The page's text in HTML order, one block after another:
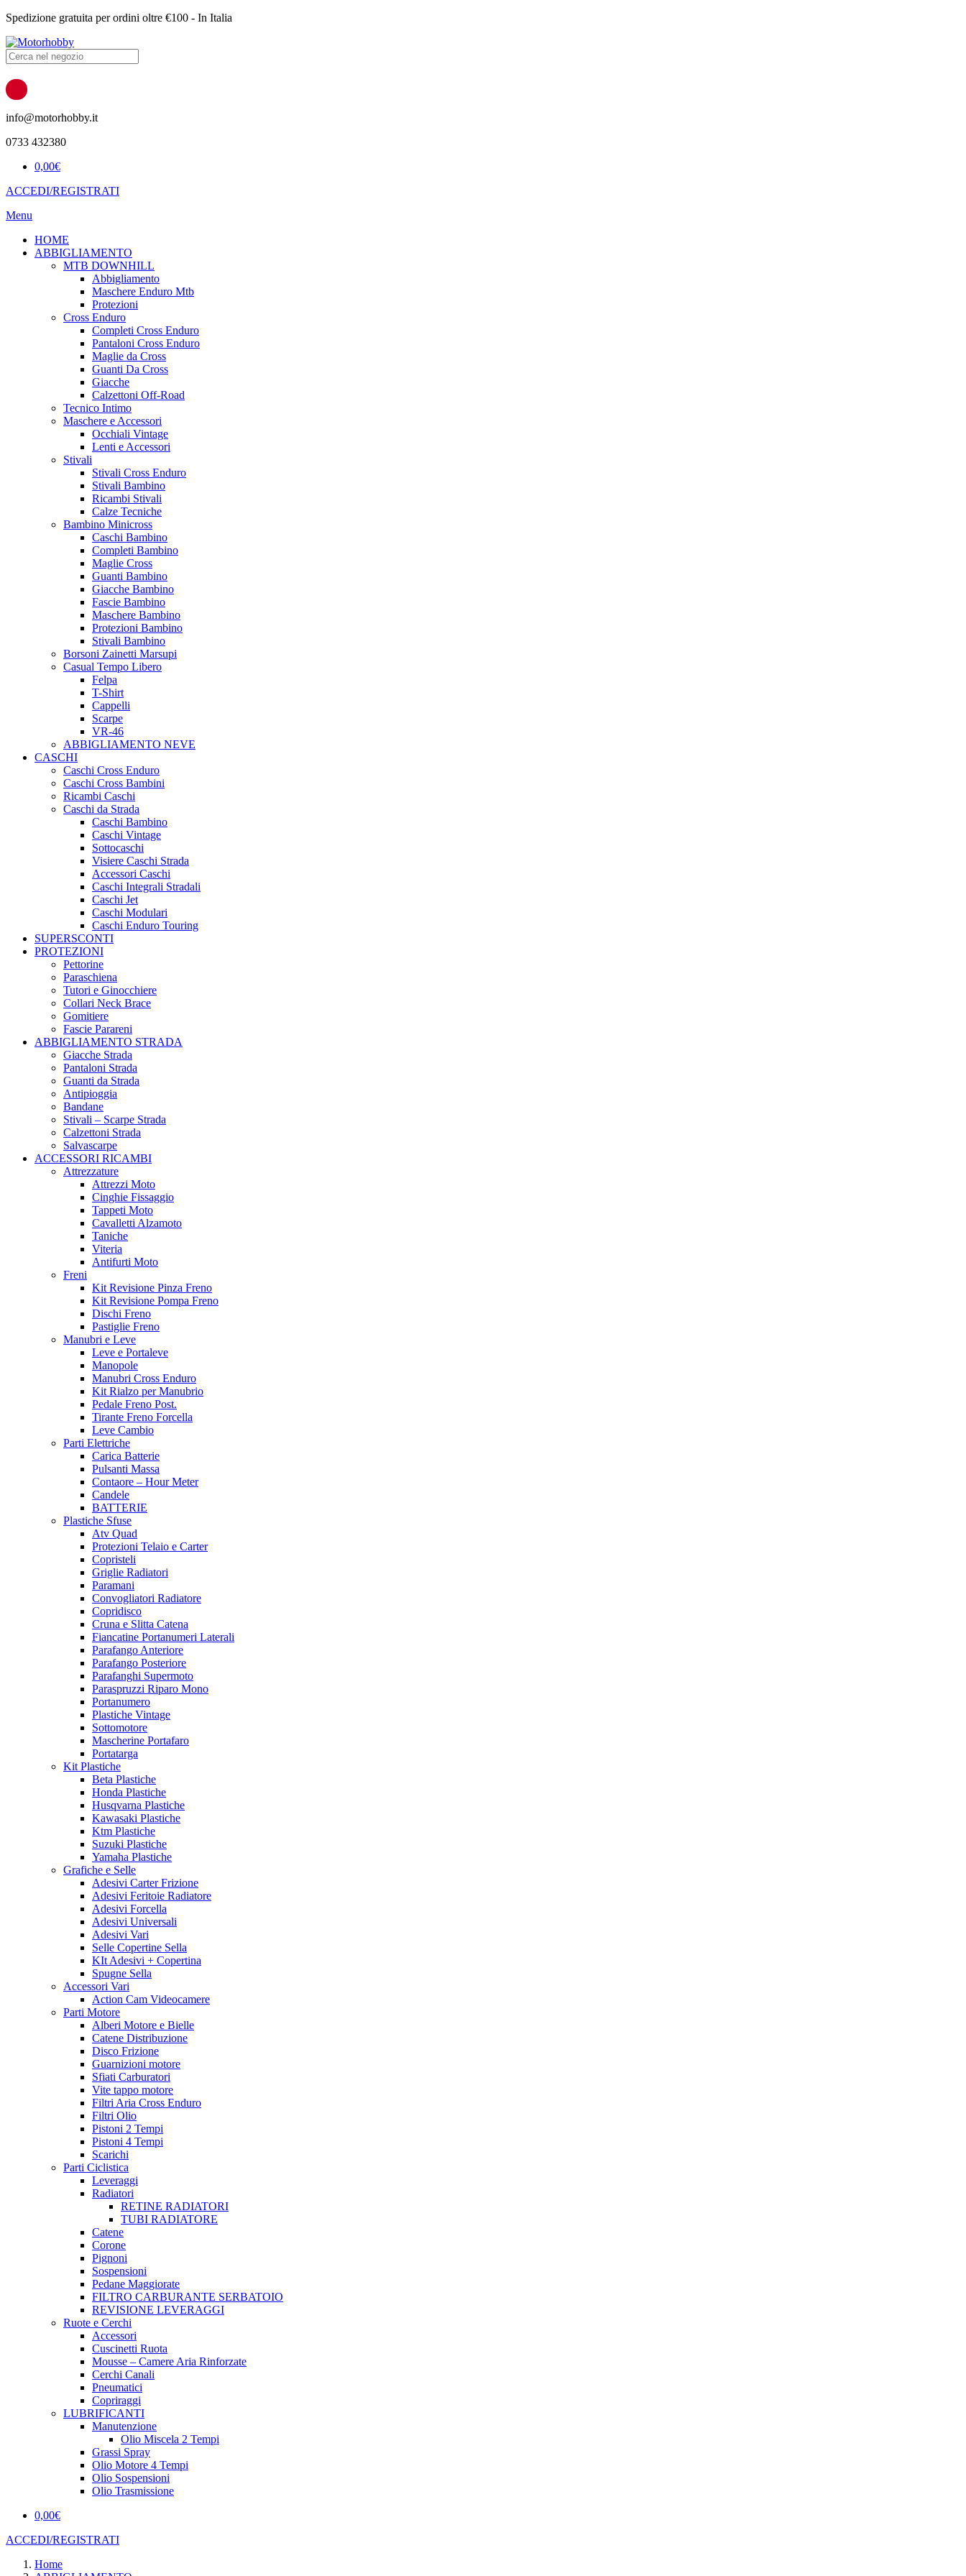
Spedizione gratuita per ordini oltre €100 - In Italia
Products
search
info@motorhobby.it
0733 432380
0,00€
ACCEDI/REGISTRATI
Menu
HOME
ABBIGLIAMENTO
MTB DOWNHILL
Abbigliamento
Maschere Enduro Mtb
Protezioni
Cross Enduro
Completi Cross Enduro
Pantaloni Cross Enduro
Maglie da Cross
Guanti Da Cross
Giacche
Calzettoni Off-Road
Tecnico Intimo
Maschere e Accessori
Occhiali Vintage
Lenti e Accessori
Stivali
Stivali Cross Enduro
Stivali Bambino
Ricambi Stivali
Calze Tecniche
Bambino Minicross
Caschi Bambino
Completi Bambino
Maglie Cross
Guanti Bambino
Giacche Bambino
Fascie Bambino
Maschere Bambino
Protezioni Bambino
Stivali Bambino
Borsoni Zainetti Marsupi
Casual Tempo Libero
Felpa
T-Shirt
Cappelli
Scarpe
VR-46
ABBIGLIAMENTO NEVE
CASCHI
Caschi Cross Enduro
Caschi Cross Bambini
Ricambi Caschi
Caschi da Strada
Caschi Bambino
Caschi Vintage
Sottocaschi
Visiere Caschi Strada
Accessori Caschi
Caschi Integrali Stradali
Caschi Jet
Caschi Modulari
Caschi Enduro Touring
SUPERSCONTI
PROTEZIONI
Pettorine
Paraschiena
Tutori e Ginocchiere
Collari Neck Brace
Gomitiere
Fascie Parareni
ABBIGLIAMENTO STRADA
Giacche Strada
Pantaloni Strada
Guanti da Strada
Antipioggia
Bandane
Stivali – Scarpe Strada
Calzettoni Strada
Salvascarpe
ACCESSORI RICAMBI
Attrezzature
Attrezzi Moto
Cinghie Fissaggio
Tappeti Moto
Cavalletti Alzamoto
Taniche
Viteria
Antifurti Moto
Freni
Kit Revisione Pinza Freno
Kit Revisione Pompa Freno
Dischi Freno
Pastiglie Freno
Manubri e Leve
Leve e Portaleve
Manopole
Manubri Cross Enduro
Kit Rialzo per Manubrio
Pedale Freno Post.
Tirante Freno Forcella
Leve Cambio
Parti Elettriche
Carica Batterie
Pulsanti Massa
Contaore – Hour Meter
Candele
BATTERIE
Plastiche Sfuse
Atv Quad
Protezioni Telaio e Carter
Copristeli
Griglie Radiatori
Paramani
Convogliatori Radiatore
Copridisco
Cruna e Slitta Catena
Fiancatine Portanumeri Laterali
Parafango Anteriore
Parafango Posteriore
Parafanghi Supermoto
Paraspruzzi Riparo Mono
Portanumero
Plastiche Vintage
Sottomotore
Mascherine Portafaro
Portatarga
Kit Plastiche
Beta Plastiche
Honda Plastiche
Husqvarna Plastiche
Kawasaki Plastiche
Ktm Plastiche
Suzuki Plastiche
Yamaha Plastiche
Grafiche e Selle
Adesivi Carter Frizione
Adesivi Feritoie Radiatore
Adesivi Forcella
Adesivi Universali
Adesivi Vari
Selle Copertine Sella
KIt Adesivi + Copertina
Spugne Sella
Accessori Vari
Action Cam Videocamere
Parti Motore
Alberi Motore e Bielle
Catene Distribuzione
Disco Frizione
Guarnizioni motore
Sfiati Carburatori
Vite tappo motore
Filtri Aria Cross Enduro
Filtri Olio
Pistoni 2 Tempi
Pistoni 4 Tempi
Scarichi
Parti Ciclistica
Leveraggi
Radiatori
RETINE RADIATORI
TUBI RADIATORE
Catene
Corone
Pignoni
Sospensioni
Pedane Maggiorate
FILTRO CARBURANTE SERBATOIO
REVISIONE LEVERAGGI
Ruote e Cerchi
Accessori
Cuscinetti Ruota
Mousse – Camere Aria Rinforzate
Cerchi Canali
Pneumatici
Copriraggi
LUBRIFICANTI
Manutenzione
Olio Miscela 2 Tempi
Grassi Spray
Olio Motore 4 Tempi
Olio Sospensioni
Olio Trasmissione
0,00€
ACCEDI/REGISTRATI
Home